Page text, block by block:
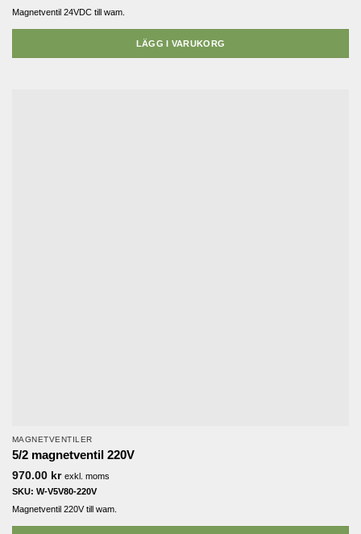
Magnetventil 24VDC till wam.
LÄGG I VARUKORG
MAGNETVENTILER
5/2 magnetventil 220V
970.00 kr exkl. moms
SKU: W-V5V80-220V
Magnetventil 220V till wam.